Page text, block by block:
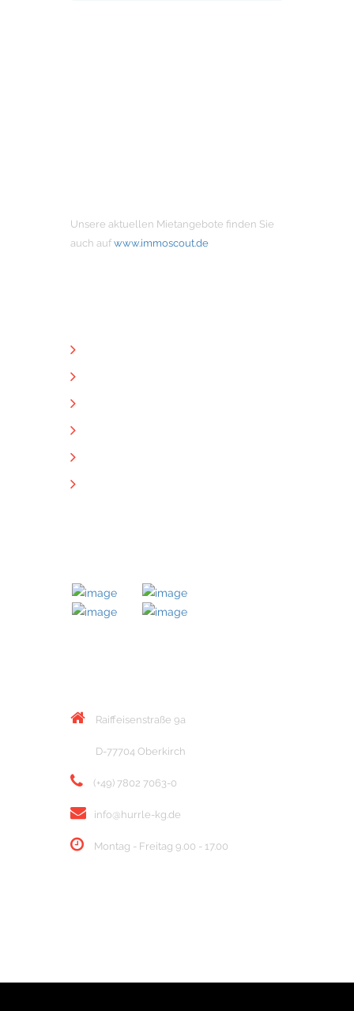
Unsere aktuellen Mietangebote finden Sie
auch auf www.immoscout.de
Raiffeisenstraße 9a
D-77704 Oberkirch
(+49) 7802 7063-0
info@hurrle-kg.de
Montag - Freitag 9.00 - 17.00